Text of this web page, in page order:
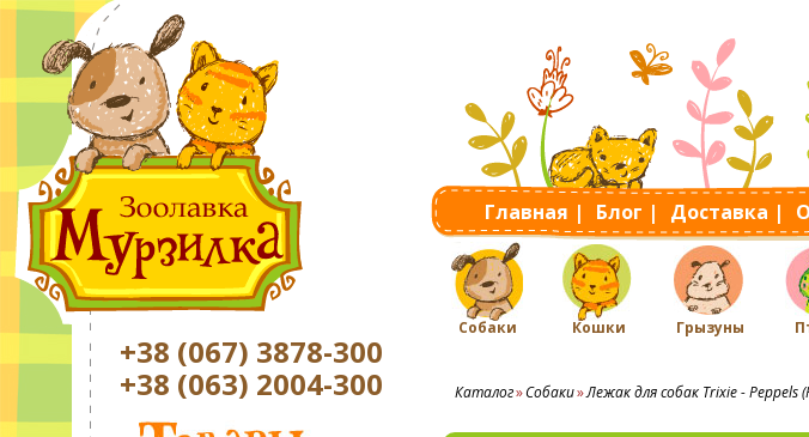
Главная | Блог | Доставка |
Собаки Кошки Грызуны
+38 (067) 3878-300
+38 (063) 2004-300
Каталог Собаки Лежак для собак Trixie - Peppels